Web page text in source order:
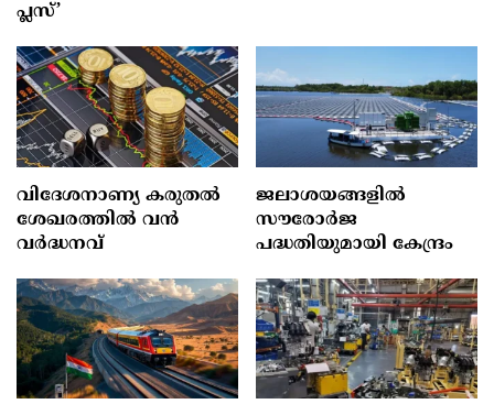
പ്ലസ്’
വിദേശനാണ്യ കരുതല്‍
ശേഖരത്തില്‍ വന്‍
വര്‍ദ്ധനവ്
ജലാശയങ്ങളില്‍
സൗരോര്‍ജ
പദ്ധതിയുമായി കേന്ദ്രം